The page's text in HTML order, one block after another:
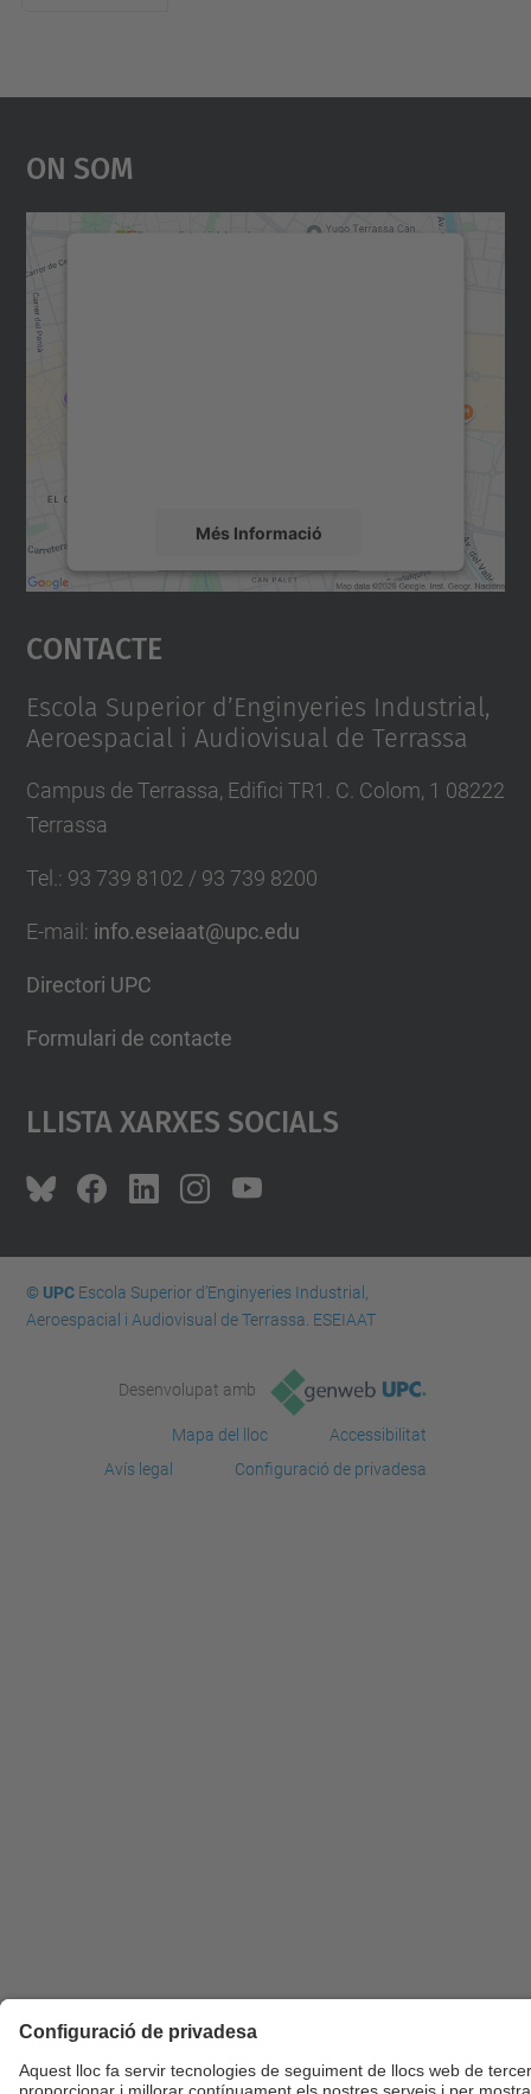
On Som
Més Informació
Accepta
powered by
Contacte
Escola Superior d’Enginyeries Industrial,
Aeroespacial i Audiovisual de Terrassa
Campus de Terrassa, Edifici TR1. C. Colom, 1 08222
Terrassa
Tel. : 93 739 8102 / 93 739 8200
E-mail : info.eseiaat@upc.edu
Directori UPC
Formulari de contacte
Llista Xarxes Socials
© UPCEscola Superior d’Enginyeries Industrial,
Aeroespacial i Audiovisual de Terrassa. ESEIAAT
Desenvolupat amb
Mapa del lloc
Accessibilitat
Avís legal
Configuració de privadesa